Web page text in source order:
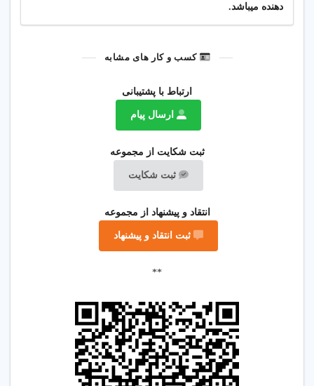
دهنده میباشد.
کسب و کار های مشابه
ارتباط با پشتیبانی
ارسال پیام
ثبت شکایت از مجموعه
ثبت شکایت
انتقاد و پیشنهاد از مجموعه
ثبت انتقاد و پیشنهاد
**